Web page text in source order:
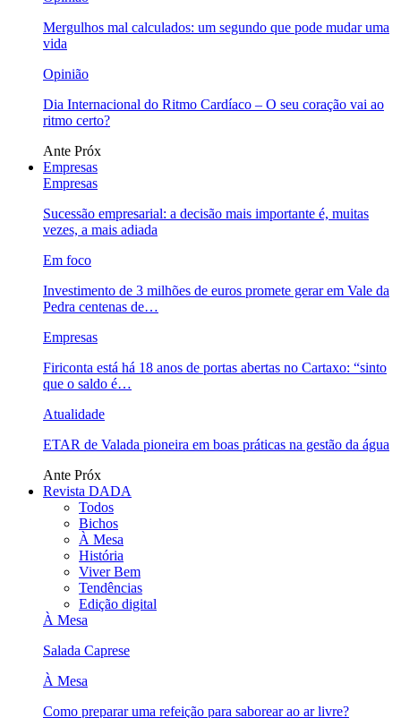
Mergulhos mal calculados: um segundo que pode mudar uma
vida
Opinião
Dia Internacional do Ritmo Cardíaco – O seu coração vai ao
ritmo certo?
Ante Próx
Empresas
Empresas
Sucessão empresarial: a decisão mais importante é, muitas
vezes, a mais adiada
Em foco
Investimento de 3 milhões de euros promete gerar em Vale da
Pedra centenas de…
Empresas
Firiconta está há 18 anos de portas abertas no Cartaxo: “sinto
que o saldo é…
Atualidade
ETAR de Valada pioneira em boas práticas na gestão da água
Ante Próx
Revista DADA
Todos
Bichos
À Mesa
História
Viver Bem
Tendências
Edição digital
À Mesa
Salada Caprese
À Mesa
Como preparar uma refeição para saborear ao ar livre?